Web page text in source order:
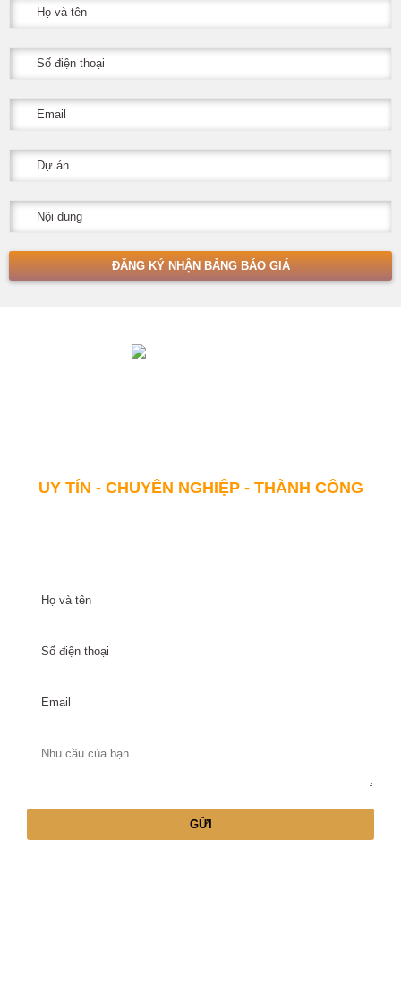
UY TÍN - CHUYÊN NGHIỆP - THÀNH CÔNG